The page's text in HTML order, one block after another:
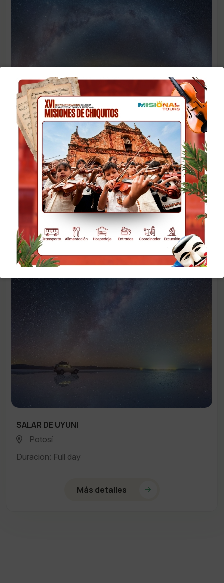
SALAR DE UYUNI
Potosí
2 DIAS / 1 NOCHE
Más detalles
SALAR DE UYUNI
Potosí
Duracion: Full day
Más detalles